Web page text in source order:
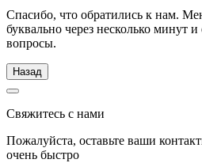
Спасибо, что обратились к нам.
буквально через несколько минут
вопросы.
Назад
Свяжитесь с нами
Пожалуйста, оставьте ваши
очень быстро